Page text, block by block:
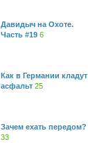
Давидыч на Охоте.
Часть #19 6
Как в Германии кладут
асфальт 25
Зачем ехать передом?
33